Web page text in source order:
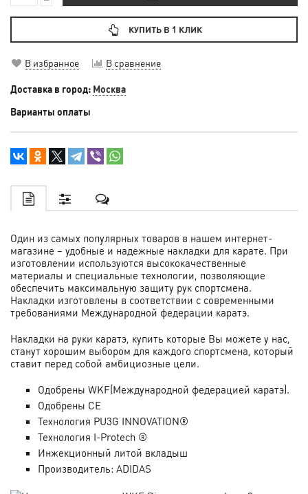
КУПИТЬ В 1 КЛИК
В избранное В сравнение
Доставка в город: Москва
Варианты оплаты
Один из самых популярных товаров в нашем интернет-
магазине – удобные и надежные накладки для карате. При
изготовлении используются высококачественные
материалы и специальные технологии, позволяющие
обеспечить максимальную защиту рук спортсмена.
Накладки изготовлены в соответствии с современными
требованиями Международной федерации каратэ.
Накладки на руки каратэ, купить которые Вы можете у нас,
станут хорошим выбором для каждого спортсмена, который
ставит перед собой амбициозные цели.
Одобрены WKF(Международной федерацией каратэ).
Одобрены CE
Технология PU3G INNOVATION®
Технология I-Protech ®
Инжекционный литой вкладыш
Производитель: ADIDAS